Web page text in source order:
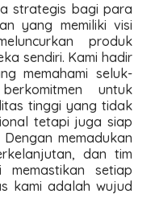
strategis bagi para
yang memiliki visi
produk
sendiri. Kami hadir
memahami seluk-
untuk
tinggi yang tidak
tetapi juga siap
memadukan
dan tim
setiap
kami adalah wujud